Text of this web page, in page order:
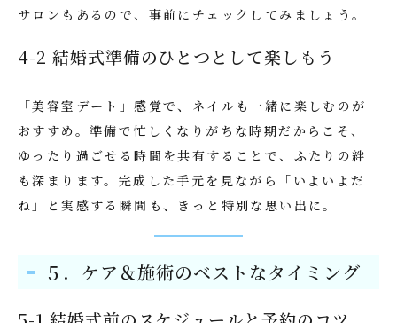
サロンもあるので、事前にチェックしてみましょう。
4-2 結婚式準備のひとつとして楽しもう
「美容室デート」感覚で、ネイルも一緒に楽しむのが
おすすめ。準備で忙しくなりがちな時期だからこそ、
ゆったり過ごせる時間を共有することで、ふたりの絆
も深まります。完成した手元を見ながら「いよいよだ
ね」と実感する瞬間も、きっと特別な思い出に。
５．ケア＆施術のベストなタイミング